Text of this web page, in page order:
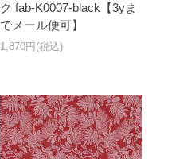
ク fab-K0007-black【3yま
でメール便可】
1,870円(税込)